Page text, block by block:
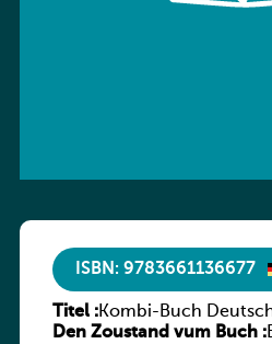
ISBN: 9783661136677
Titel :Kombi-Buch
Luxemburg)
Den Zoustand vum Buch :